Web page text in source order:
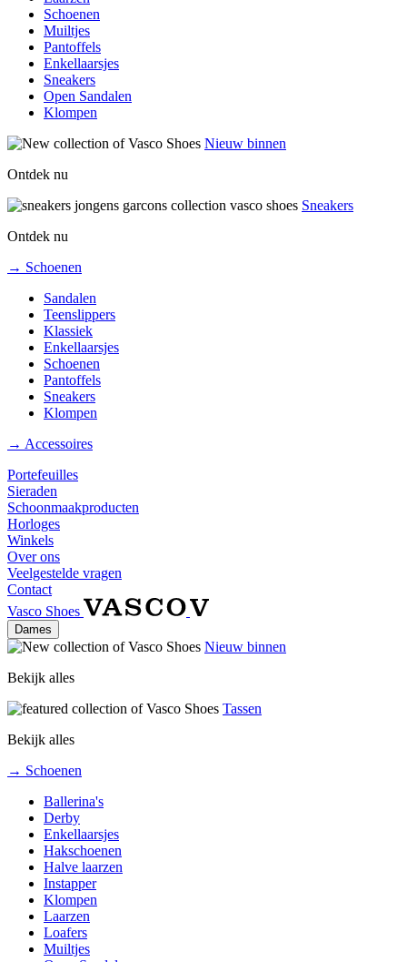
Schoenen
Muiltjes
Pantoffels
Enkellaarsjes
Sneakers
Open Sandalen
Klompen
Nieuw binnen
Ontdek nu
Sneakers
Ontdek nu
→ Schoenen
Sandalen
Teenslippers
Klassiek
Enkellaarsjes
Schoenen
Pantoffels
Sneakers
Klompen
→ Accessoires
Portefeuilles
Sieraden
Schoonmaakproducten
Horloges
Winkels
Over ons
Veelgestelde vragen
Contact
Vasco Shoes
Dames
Nieuw binnen
Bekijk alles
Tassen
Bekijk alles
→ Schoenen
Ballerina's
Derby
Enkellaarsjes
Hakschoenen
Halve laarzen
Instapper
Klompen
Laarzen
Loafers
Muiltjes